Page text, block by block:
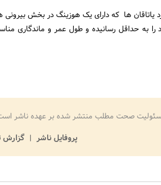
یاتاقان ها که دارای یک هوزینگ در بخش
را به حداقل رسانیده و طول عمر و ماندگاری
مسئولیت صحت مطلب منتشر شده بر عهده ناشر
پروفایل ناشر
گزارش